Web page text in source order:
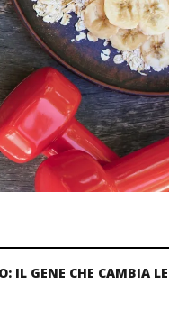
IL GENE CHE CAMBIA LE